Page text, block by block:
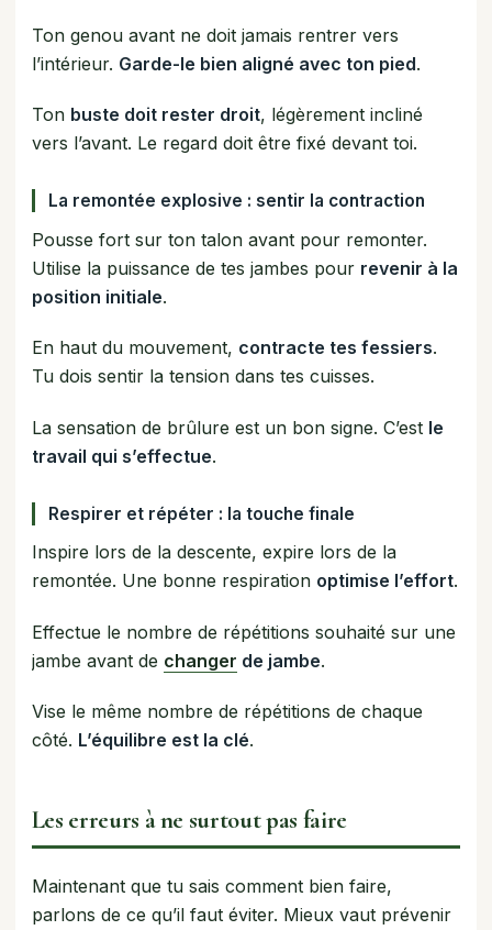
Ton genou avant ne doit jamais rentrer vers
l’intérieur. Garde-le bien aligné avec ton pied.
Ton buste doit rester droit, légèrement incliné
vers l’avant. Le regard doit être fixé devant toi.
La remontée explosive : sentir la contraction
Pousse fort sur ton talon avant pour remonter.
Utilise la puissance de tes jambes pour revenir à la
position initiale.
En haut du mouvement, contracte tes fessiers.
Tu dois sentir la tension dans tes cuisses.
La sensation de brûlure est un bon signe. C’est le
travail qui s’effectue.
Respirer et répéter : la touche finale
Inspire lors de la descente, expire lors de la
remontée. Une bonne respiration optimise l’effort.
Effectue le nombre de répétitions souhaité sur une
jambe avant de changer de jambe.
Vise le même nombre de répétitions de chaque
côté. L’équilibre est la clé.
Les erreurs à ne surtout pas faire
Maintenant que tu sais comment bien faire,
parlons de ce qu’il faut éviter. Mieux vaut prévenir